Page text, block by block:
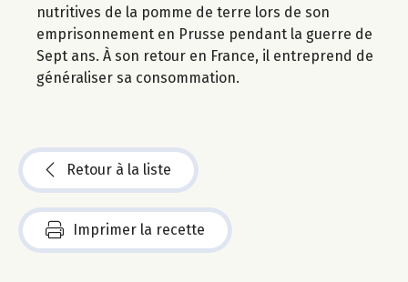
nutritives de la pomme de terre lors de son
emprisonnement en Prusse pendant la guerre de
Sept ans. À son retour en France, il entreprend de
généraliser sa consommation.
Retour à la liste
Imprimer la recette